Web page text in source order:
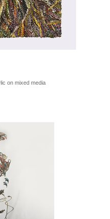
on mixed media